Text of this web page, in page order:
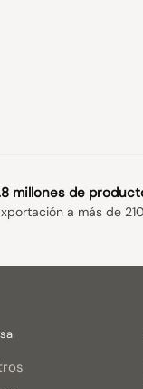
millones de
a más de